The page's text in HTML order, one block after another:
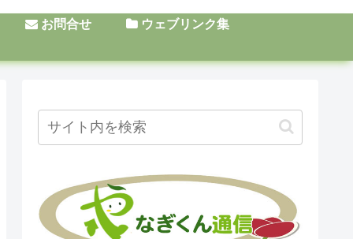
お問合せ ウェブリンク集